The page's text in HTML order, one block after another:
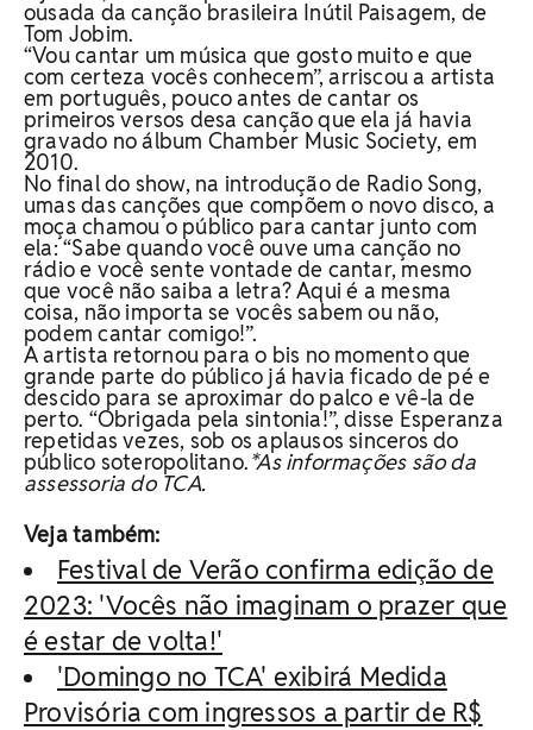
ousada da canção brasileira Inútil Paisagem, de
Tom Jobim.
“Vou cantar um música que gosto muito e que
com certeza vocês conhecem”, arriscou a artista
em português, pouco antes de cantar os
primeiros versos desa canção que ela já havia
gravado no álbum Chamber Music Society, em
2010.
No final do show, na introdução de Radio Song,
umas das canções que compõem o novo disco, a
moça chamou o público para cantar junto com
ela: “Sabe quando você ouve uma canção no
rádio e você sente vontade de cantar, mesmo
que você não saiba a letra? Aqui é a mesma
coisa, não importa se vocês sabem ou não,
podem cantar comigo!”.
A artista retornou para o bis no momento que
grande parte do público já havia ficado de pé e
descido para se aproximar do palco e vê-la de
perto. “Obrigada pela sintonia!”, disse Esperanza
repetidas vezes, sob os aplausos sinceros do
público soteropolitano.*As informações são da
assessoria do TCA.
Veja também:
Festival de Verão confirma edição de
2023: 'Vocês não imaginam o prazer que
é estar de volta!'
'Domingo no TCA' exibirá Medida
Provisória com ingressos a partir de R$